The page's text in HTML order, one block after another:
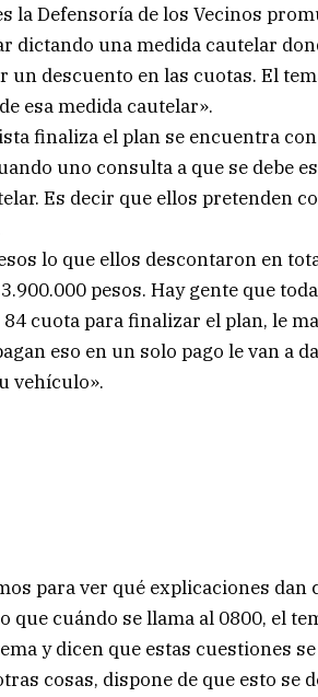
la Defensoría de los Vecinos
dictando una medida cautelar
descuento en las cuotas. El
esa medida cautelar».
finaliza el plan se encuentra
uno consulta a que se debe
Es decir que ellos pretenden
lo que ellos descontaron en
pesos. Hay gente que
cuota para finalizar el plan, le
eso en un solo pago le van a
vehículo».
para ver qué explicaciones dan
cuándo se llama al 0800, el
y dicen que estas cuestiones
cosas, dispone de que esto se